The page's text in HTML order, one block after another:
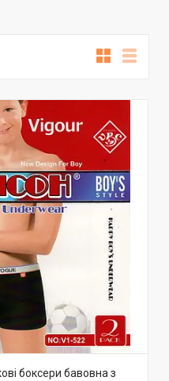
боксери бавовна з